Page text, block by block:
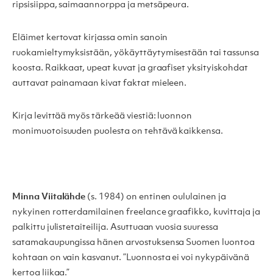
ripsisiippa, saimaannorppa ja metsäpeura.
Eläimet kertovat kirjassa omin sanoin
ruokamieltymyksistään, yökäyttäytymisestään tai tassunsa
koosta. Raikkaat, upeat kuvat ja graafiset yksityiskohdat
auttavat painamaan kivat faktat mieleen.
Kirja levittää myös tärkeää viestiä: luonnon
monimuotoisuuden puolesta on tehtävä kaikkensa.
Minna Viitalähde (s. 1984) on entinen oululainen ja
nykyinen rotterdamilainen freelance graafikko, kuvittaja ja
palkittu julistetaiteilija. Asuttuaan vuosia suuressa
satamakaupungissa hänen arvostuksensa Suomen luontoa
kohtaan on vain kasvanut. ”Luonnosta ei voi nykypäivänä
kertoa liikaa.”